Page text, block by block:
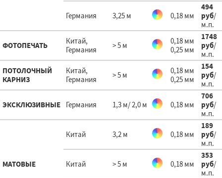
Германия 3,25 м 0,18 мм
494
руб/
м.п.
ФОТОПЕЧАТЬ
Китай,
Германия
> 5 м
0,18 мм
0,25 мм
1748
руб/
м.п.
ПОТОЛОЧНЫЙ
КАРНИЗ
Китай,
Германия
> 5 м
0,18 мм
0,25 мм
154
руб/
м.п.
ЭКСКЛЮЗИВНЫЕ Германия 1,3 м/ 2,0 м 0,18 мм
706
руб/
м.п.
МАТОВЫЕ
Китай 3,2 м 0,18 мм
189
руб/
м.п.
Китай > 5 м 0,18 мм
353
руб/
м.п.